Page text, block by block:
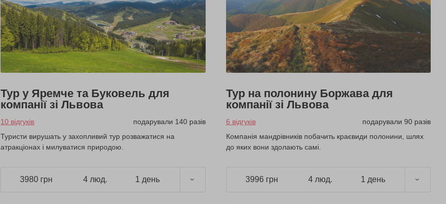
Тур у Яремче та Буковель для
компанії зі Львова
10 відгуків
подарували 140 разів
Туристи вирушать у захопливий тур розважатися на
атракціонах і милуватися природою.
3980 грн 4 люд. 1 день
Тур на полонину Боржава для
компанії зі Львова
6 відгуків
подарували 90 разів
Компанія мандрівників побачить краєвиди полонини, шлях
до яких вони здолають самі.
3996 грн 4 люд. 1 день